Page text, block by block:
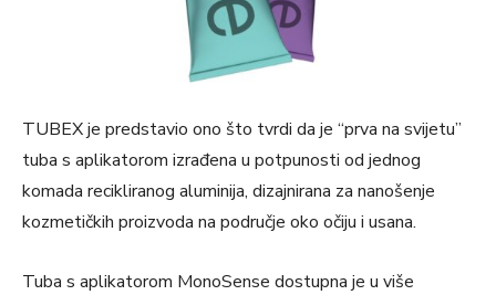
TUBEX je predstavio ono što tvrdi da je “prva na svijetu”
tuba s aplikatorom izrađena u potpunosti od jednog
komada recikliranog aluminija, dizajnirana za nanošenje
kozmetičkih proizvoda na područje oko očiju i usana.
Tuba s aplikatorom MonoSense dostupna je u više